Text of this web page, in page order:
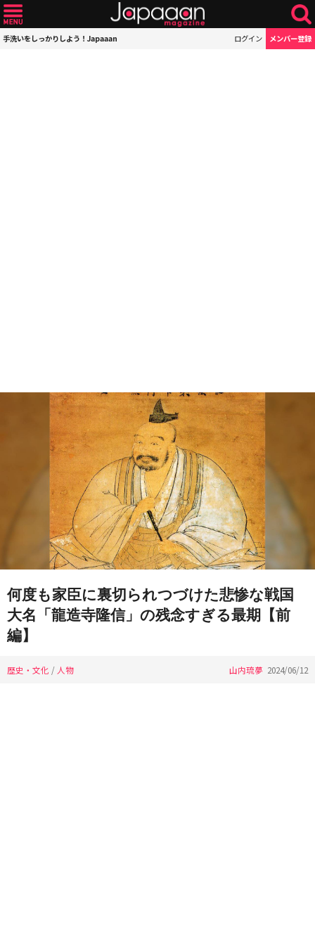
手洗いをしっかりしよう！Japaaan ログイン メンバー登録
何度も家臣に裏切られつづけた悲惨な戦国
大名「龍造寺隆信」の残念すぎる最期【前
編】
歴史・文化 / 人物 山内琉夢 2024/06/12